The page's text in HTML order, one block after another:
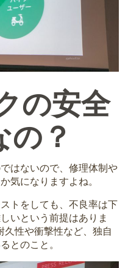
の安全
？
はないので、修理体制や
気になりますよね。
トをしても、不良率は下
いという前提はありま
性や衝撃性など、独自
とのこと。